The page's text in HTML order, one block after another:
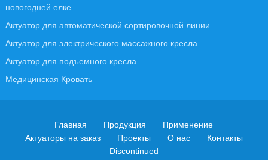
новогодней елке
Актуатор для автоматической сортировочной линии
Актуатор для электрического массажного кресла
Актуатор для подъемного кресла
Медицинская Кровать
Главная Продукция
Применение
Актуаторы на заказ
Проекты О нас
Контакты
Discontinued